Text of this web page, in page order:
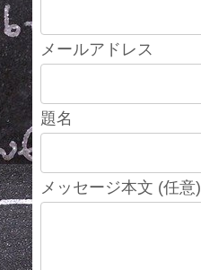
メールアドレス
題名
メッセージ本文 (任意)